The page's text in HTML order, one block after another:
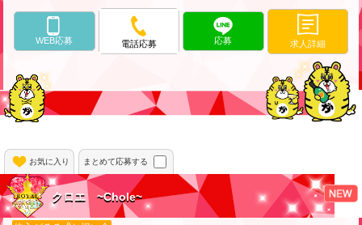
WEB応募 電話応募 応募 求人詳細
お気に入り まとめて応募する
クロエ ~Chole~